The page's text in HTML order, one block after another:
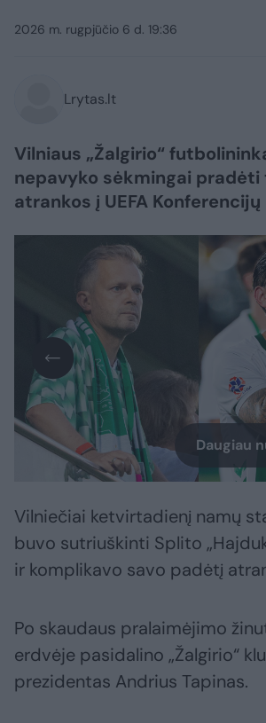
2026 m. rugpjūčio 6 d. 19:36
Lrytas.lt
Vilniaus „Žalgirio“
nepavyko sėkmingai
atrankos į UEFA
Daugiau
Vilniečiai ketvirtadienį namų
buvo sutriuškinti Splito
ir komplikavo savo padėtį
Po skaudaus pralaimėjimo
erdvėje pasidalino „Žalgirio“
prezidentas Andrius Tapinas.